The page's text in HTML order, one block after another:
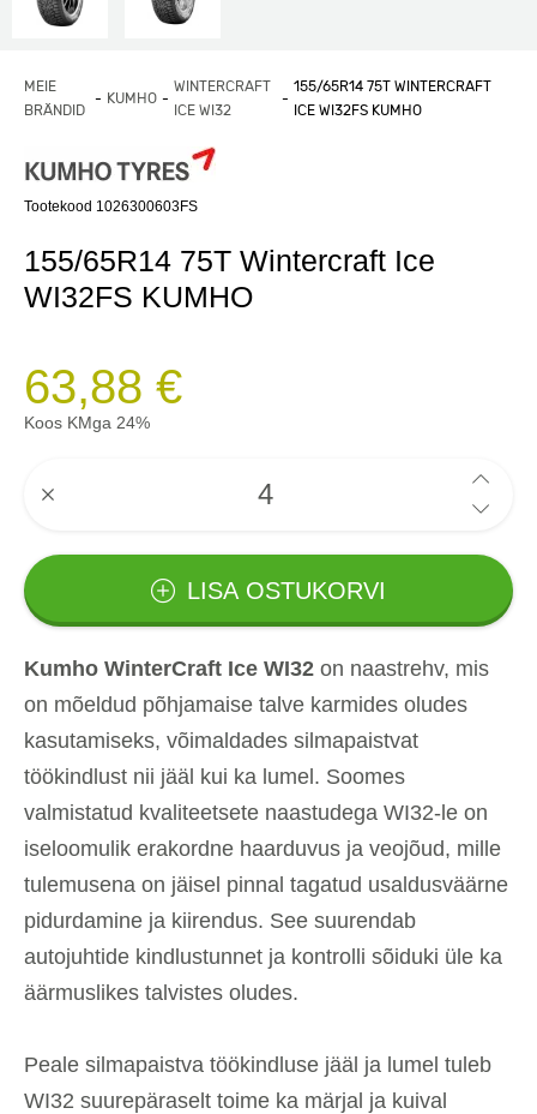
MEIE
BRÄNDID
KUMHO
WINTERCRAFT
ICE WI32
155/65R14 75T WINTERCRAFT
ICE WI32FS KUMHO
Tootekood 1026300603FS
155/65R14 75T Wintercraft Ice
WI32FS KUMHO
63,88 €
Koos KMga 24%
LISA OSTUKORVI
Kumho WinterCraft Ice WI32 on naastrehv, mis
on mõeldud põhjamaise talve karmides oludes
kasutamiseks, võimaldades silmapaistvat
töökindlust nii jääl kui ka lumel. Soomes
valmistatud kvaliteetsete naastudega WI32-le on
iseloomulik erakordne haarduvus ja veojõud, mille
tulemusena on jäisel pinnal tagatud usaldusväärne
pidurdamine ja kiirendus. See suurendab
autojuhtide kindlustunnet ja kontrolli sõiduki üle ka
äärmuslikes talvistes oludes.
Peale silmapaistva töökindluse jääl ja lumel tuleb
WI32 suurepäraselt toime ka märjal ja kuival